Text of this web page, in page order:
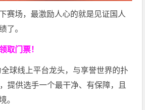
赛场，最激励人心的就是见证国人
了。
取门票！
全球线上平台龙头，与享誉世界的扑
提供选手一个最干净、有保障，且
。